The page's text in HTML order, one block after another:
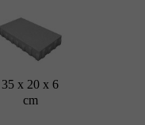
35 x 20 x 6
cm